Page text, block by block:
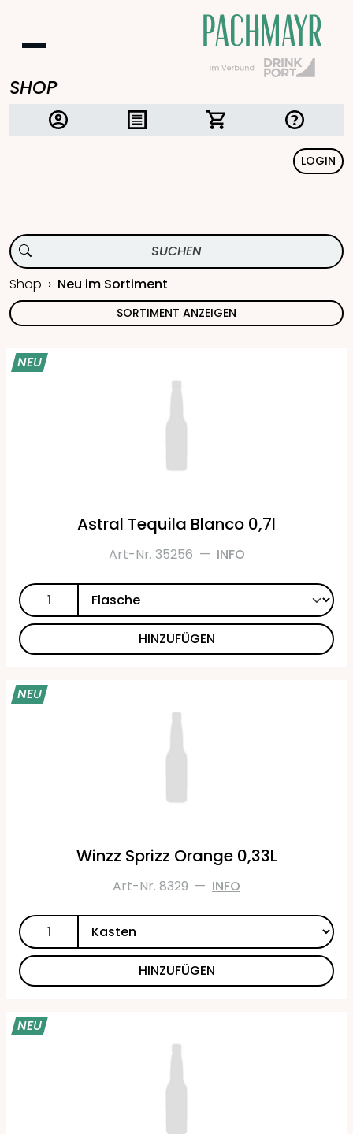
SHOP
LOGIN
Shop Neu im Sortiment
SORTIMENT ANZEIGEN
NEU
Astral Tequila Blanco 0,7l
Art-Nr. 35256 — INFO
HINZUFÜGEN
NEU
Winzz Sprizz Orange 0,33L
Art-Nr. 8329 — INFO
HINZUFÜGEN
NEU